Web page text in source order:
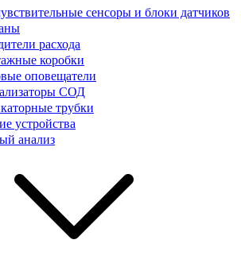
сенсоры и блоки датчиков
расхода
коробки
оповещатели
СОД
трубки
устройства
анализ